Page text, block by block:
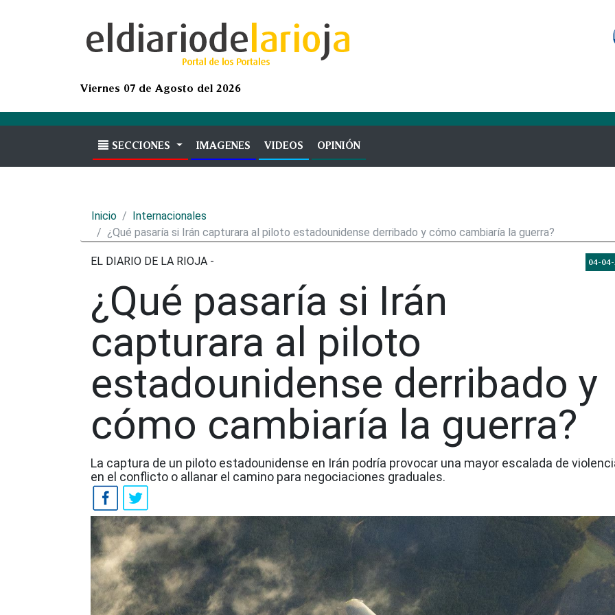
Viernes 07 de Agosto del 2026
SECCIONES IMAGENES (current)
VIDEOS OPINIÓN
Inicio
Internacionales
¿Qué pasaría si Irán capturara al piloto estadounidense derribado y cómo cambiaría la guerra?
04-
EL DIARIO DE LA RIOJA -
¿Qué pasaría si Irán
capturara al piloto
estadounidense derribado y
cómo cambiaría la guerra?
La captura de un piloto estadounidense en Irán podría provocar una mayor escalada de
en el conflicto o allanar el camino para negociaciones graduales.